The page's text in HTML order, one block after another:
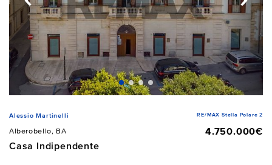
Alessio Martinelli RE/MAX Stella Polare 2
Alberobello, BA
4.750.000€
Casa Indipendente